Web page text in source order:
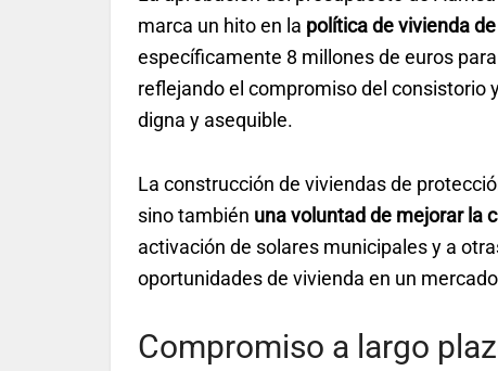
marca un hito en la política de vivienda
específicamente 8 millones de euros
reflejando el compromiso del consistorio
digna y asequible.
La construcción de viviendas de
sino también una voluntad de mejorar la
activación de solares municipales y a
oportunidades de vivienda en un
Compromiso a largo